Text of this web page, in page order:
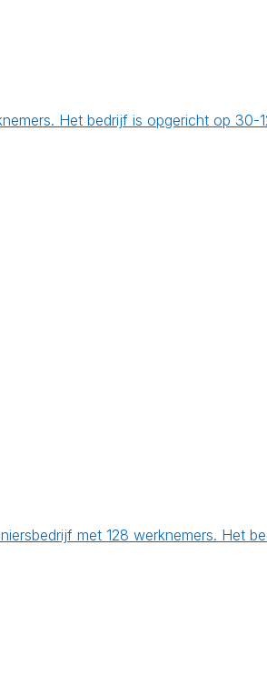
Het bedrijf is opgericht op
met 128 werknemers. Het